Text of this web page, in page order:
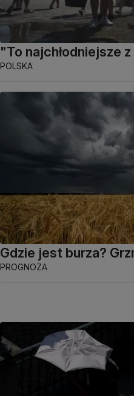
"To najchłodniejsze
POLSKA
Gdzie jest burza?
PROGNOZA